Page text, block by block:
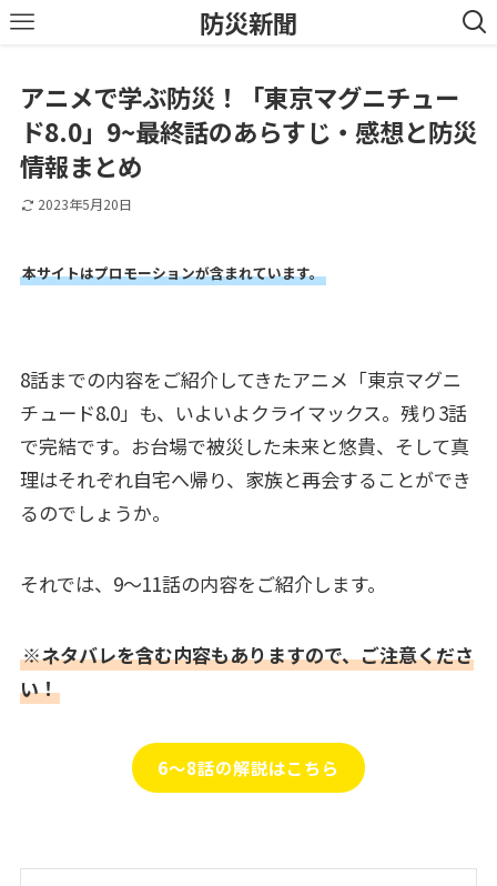
防災新聞
アニメで学ぶ防災！「東京マグニチュー
ド8.0」9~最終話のあらすじ・感想と防災
情報まとめ
2023年5月20日
本サイトはプロモーションが含まれています。
8話までの内容をご紹介してきたアニメ「東京マグニ
チュード8.0」も、いよいよクライマックス。残り3話
で完結です。お台場で被災した未来と悠貴、そして真
理はそれぞれ自宅へ帰り、家族と再会することができ
るのでしょうか。
それでは、9～11話の内容をご紹介します。
※ネタバレを含む内容もありますので、ご注意くださ
い！
6～8話の解説はこちら